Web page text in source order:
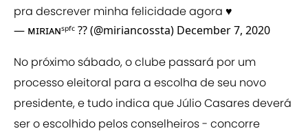
pra descrever minha felicidade agora ♥️
— ᴍɪʀɪᴀɴˢᵖᶠᶜ ?? (@miriancossta) December 7, 2020
No próximo sábado, o clube passará por um
processo eleitoral para a escolha de seu novo
presidente, e tudo indica que Júlio Casares deverá
ser o escolhido pelos conselheiros - concorre